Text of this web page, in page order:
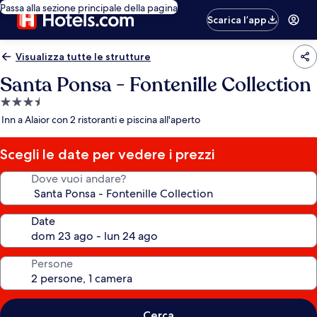
Passa alla sezione principale della pagina
Scarica l’app
Visualizza tutte le strutture
Santa Ponsa - Fontenille Collection
Struttura
a
stelle
Inn a Alaior con 2 ristoranti e piscina all'aperto
Scegli le date per vedere i prezzi
Dove vuoi andare?
Date
Persone